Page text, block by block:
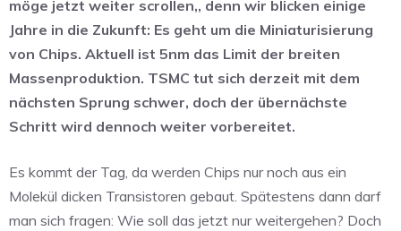
möge jetzt weiter scrollen,, denn wir blicken einige
Jahre in die Zukunft: Es geht um die Miniaturisierung
von Chips. Aktuell ist 5nm das Limit der breiten
Massenproduktion. TSMC tut sich derzeit mit dem
nächsten Sprung schwer, doch der übernächste
Schritt wird dennoch weiter vorbereitet.
Es kommt der Tag, da werden Chips nur noch aus ein
Molekül dicken Transistoren gebaut. Spätestens dann darf
man sich fragen: Wie soll das jetzt nur weitergehen? Doch